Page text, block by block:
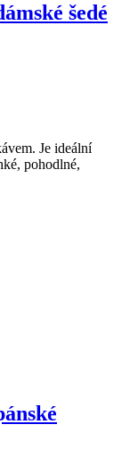
šedé
Je ideální
pohodlné,